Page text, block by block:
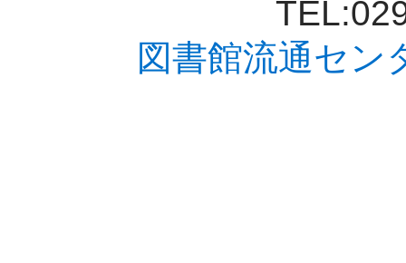
図書館流通セン